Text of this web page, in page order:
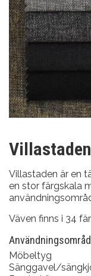
Villastaden
Villastaden är en
en stor färgskala
Väven finns i 34
Möbeltyg
Sänggavel/